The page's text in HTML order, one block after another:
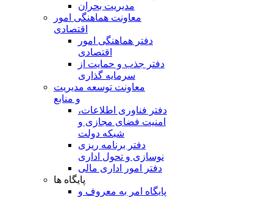
مدیریت بحران
معاونت هماهنگی امور
اقتصادی
دفتر هماهنگی امور
اقتصادی
دفتر جذب و حمایت از
سرمایه گذاری
معاونت توسعه مدیریت
و منابع
دفتر فناوری اطلاعات،
امنیت فضای مجازی و
شبکه دولت
دفتر برنامه ریزی
نوسازی و تحول اداری
دفتر امور اداری مالی
پایگاه ها
پایگاه امر به معروف و